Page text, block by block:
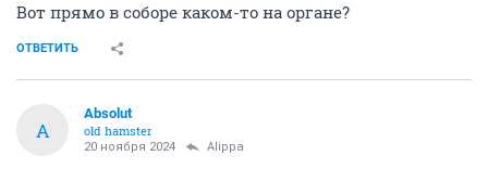
Вот прямо в соборе каком-то на органе?
ОТВЕТИТЬ
A
Absolut
old hamster
20 ноября 2024 Alippa